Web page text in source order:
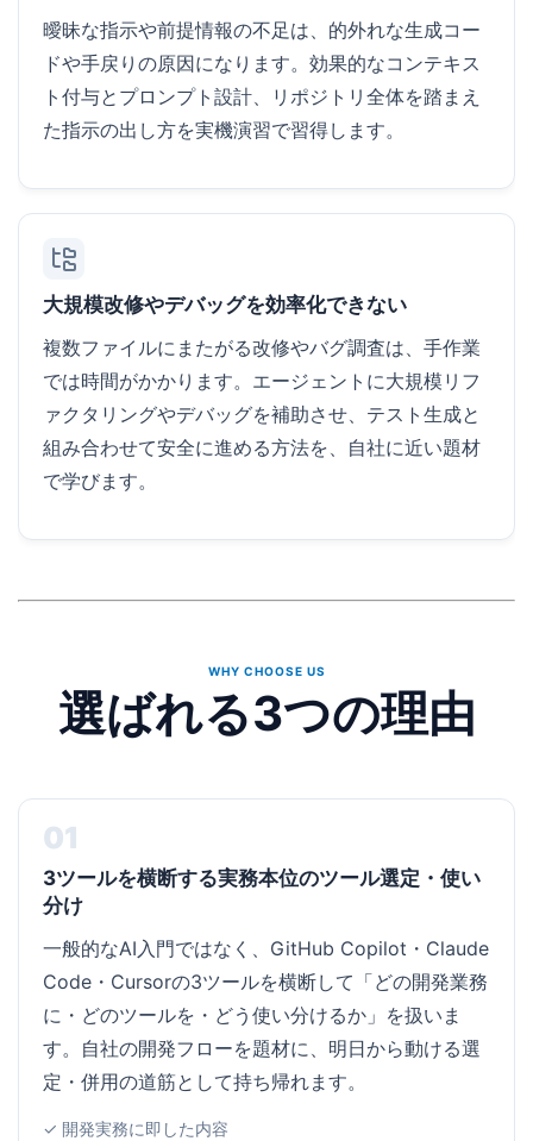
曖昧な指示や前提情報の不足は、的外れな生成コー
ドや手戻りの原因になります。効果的なコンテキス
ト付与とプロンプト設計、リポジトリ全体を踏まえ
た指示の出し方を実機演習で習得します。
大規模改修やデバッグを効率化できない
複数ファイルにまたがる改修やバグ調査は、手作業
では時間がかかります。エージェントに大規模リフ
ァクタリングやデバッグを補助させ、テスト生成と
組み合わせて安全に進める方法を、自社に近い題材
で学びます。
WHY CHOOSE US
選ばれる3つの理由
01
3ツールを横断する実務本位のツール選定・使い
分け
一般的なAI入門ではなく、GitHub Copilot・Claude
Code・Cursorの3ツールを横断して「どの開発業務
に・どのツールを・どう使い分けるか」を扱いま
す。自社の開発フローを題材に、明日から動ける選
定・併用の道筋として持ち帰れます。
✓ 開発実務に即した内容